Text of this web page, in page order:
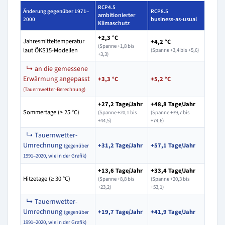
Änderung gegenüber 1971–
2000
RCP4.5
ambitionierter
Klimaschutz
RCP8.5
business-as-usual
Jahresmitteltemperatur
laut ÖKS15-Modellen
+2,3 °C
(Spanne +1,8 bis
+3,3)
+4,2 °C
(Spanne +3,4 bis +5,6)
↳ an die gemessene
Erwärmung angepasst
(Tauernwetter-Berechnung)
+3,3 °C +5,2 °C
Sommertage (≥ 25 °C)
+27,2 Tage/Jahr
(Spanne +20,1 bis
+44,5)
+48,8 Tage/Jahr
(Spanne +39,7 bis
+74,6)
↳ Tauernwetter-
Umrechnung (gegenüber
1991–2020, wie in der Grafik)
+31,2 Tage/Jahr +57,1 Tage/Jahr
Hitzetage (≥ 30 °C)
+13,6 Tage/Jahr
(Spanne +8,8 bis
+23,2)
+33,4 Tage/Jahr
(Spanne +20,3 bis
+53,1)
↳ Tauernwetter-
Umrechnung (gegenüber
1991–2020, wie in der Grafik)
+19,7 Tage/Jahr +41,9 Tage/Jahr